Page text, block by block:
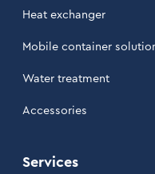
Heat exchanger
Mobile container
Water treatment
Accessories
Services